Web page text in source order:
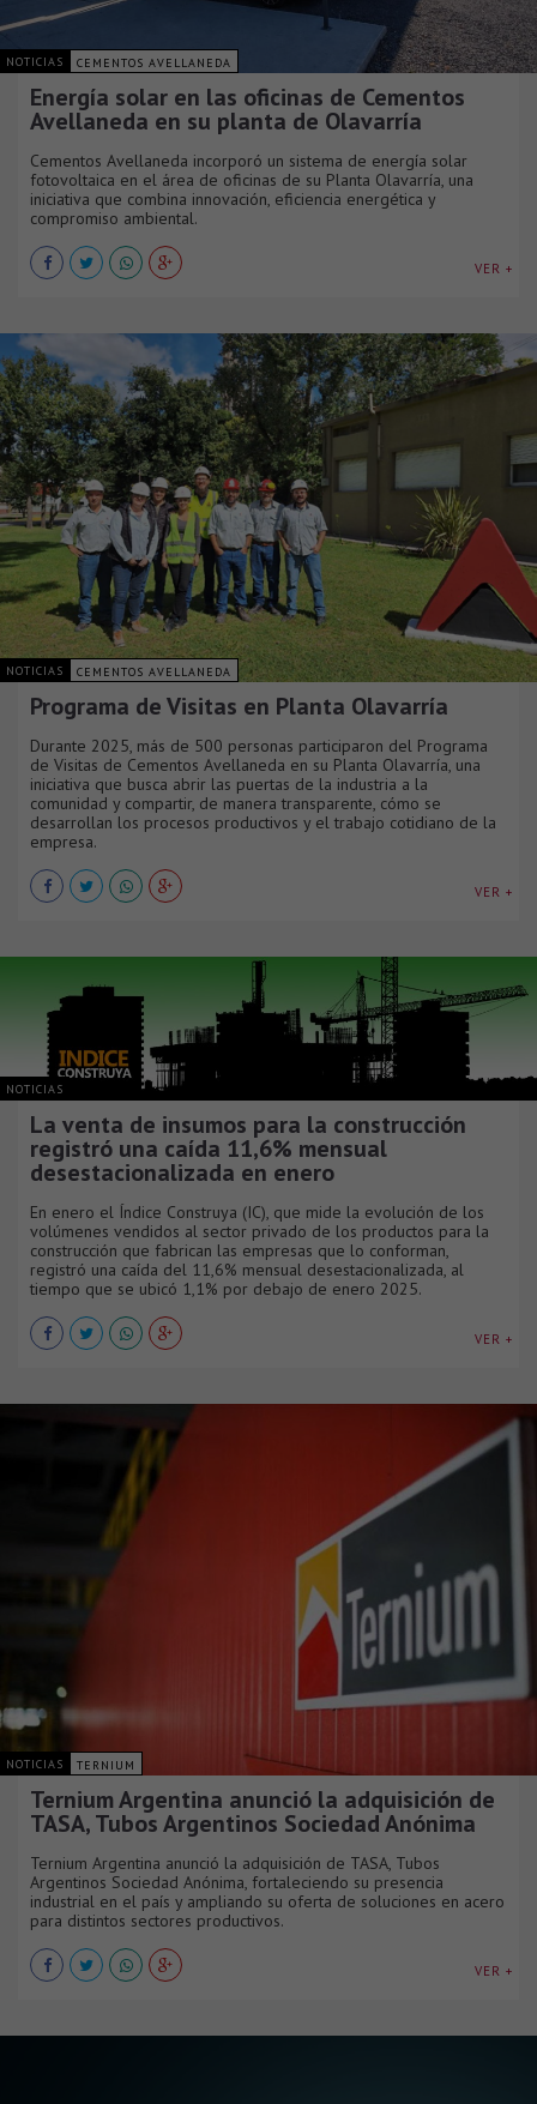
NOTICIAS CEMENTOS AVELLANEDA
Energía solar en las oficinas de Cementos
Avellaneda en su planta de Olavarría
Cementos Avellaneda incorporó un sistema de energía solar
fotovoltaica en el área de oficinas de su Planta Olavarría, una
iniciativa que combina innovación, eficiencia energética y
compromiso ambiental.
VER +
NOTICIAS CEMENTOS AVELLANEDA
Programa de Visitas en Planta Olavarría
Durante 2025, más de 500 personas participaron del Programa
de Visitas de Cementos Avellaneda en su Planta Olavarría, una
iniciativa que busca abrir las puertas de la industria a la
comunidad y compartir, de manera transparente, cómo se
desarrollan los procesos productivos y el trabajo cotidiano de la
empresa.
VER +
NOTICIAS
La venta de insumos para la construcción
registró una caída 11,6% mensual
desestacionalizada en enero
En enero el Índice Construya (IC), que mide la evolución de los
volúmenes vendidos al sector privado de los productos para la
construcción que fabrican las empresas que lo conforman,
registró una caída del 11,6% mensual desestacionalizada, al
tiempo que se ubicó 1,1% por debajo de enero 2025.
VER +
NOTICIAS TERNIUM
Ternium Argentina anunció la adquisición de
TASA, Tubos Argentinos Sociedad Anónima
Ternium Argentina anunció la adquisición de TASA, Tubos
Argentinos Sociedad Anónima, fortaleciendo su presencia
industrial en el país y ampliando su oferta de soluciones en acero
para distintos sectores productivos.
VER +